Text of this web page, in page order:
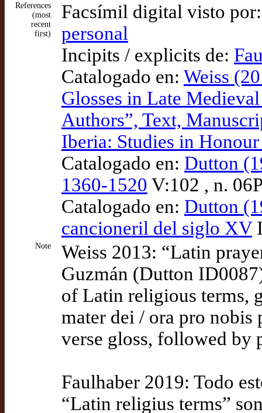
References
(most
recent
first)
Facsímil digital visto
personal
Incipits / explicits de:
Catalogado en: Weiss
Glosses in Late
Authors”, Text,
Iberia: Studies in
Catalogado en: Dutton
1360-1520 V:102 , n.
Catalogado en: Dutton
cancioneril del siglo XV
Note
Weiss 2013: “Latin
Guzmán (Dutton
of Latin religious terms,
mater dei / ora pro nobis
verse gloss, followed by
Faulhaber 2019: Todo
“Latin religius terms”